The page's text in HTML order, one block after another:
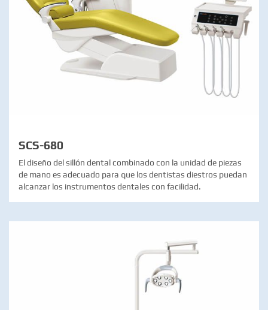
SCS-680
El diseño del sillón dental combinado con la unidad de piezas
de mano es adecuado para que los dentistas diestros puedan
alcanzar los instrumentos dentales con facilidad.